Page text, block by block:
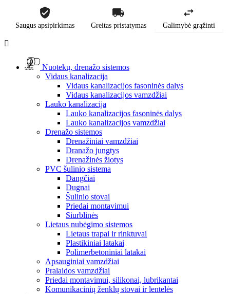
Saugus apsipirkimas Greitas pristatymas Galimybė grąžinti

Nuotekų, drenažo sistemos
Vidaus kanalizacija
Vidaus kanalizacijos fasoninės dalys
Vidaus kanalizacijos vamzdžiai
Lauko kanalizacija
Lauko kanalizacijos fasoninės dalys
Lauko kanalizacijos vamzdžiai
Drenažo sistemos
Drenažiniai vamzdžiai
Dranažo jungtys
Drenažinės žiotys
PVC šulinio sistema
Dangčiai
Dugnai
Šulinio stovai
Priedai montavimui
Siurblinės
Lietaus nubėgimo sistemos
Lietaus trapai ir rinktuvai
Plastikiniai latakai
Polimerbetoniniai latakai
Apsauginiai vamzdžiai
Pralaidos vamzdžiai
Priedai montavimui, silikonai, lubrikantai
Komunikacinių ženklų stovai ir lentelės